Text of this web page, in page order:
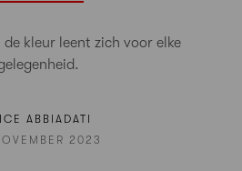
kleur leent zich voor elke
ABBIADATI
2023